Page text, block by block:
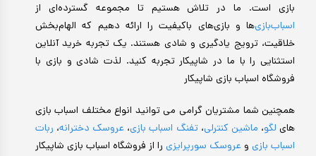
بازی است. ما در تلاش هستیم تا مجموعه گسترده‌ای از
اسباب‌بازی‌ها و بازی‌های باکیفیت را ارائه دهیم که الهام‌بخش
خلاقیت، ترویج یادگیری و شادی هستند. یک تجربه خرید آنلاین
استثنایی را با ما در شاپیکار تجربه کنید. لذت شادی و بازی با
فروشگاه اسباب بازی شاپیکار
همچنین شما مشتریان گرامی می توانید انواع مختلف اسباب بازی
های لگو، ماشین کنترلی،تفنگ اسباب بازی، عروسک دخترانه، ربات
اسباب بازی و عروسک سورپرایزی را از فروشگاه اسباب بازی شاپیکار